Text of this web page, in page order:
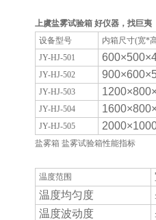
上虞盐雾试验箱 好仪器，找巨夷
设备型号
内箱尺寸(宽*
JY-HJ-501
JY-HJ-502
JY-HJ-503
JY-HJ-504
JY-HJ-505
盐雾箱 盐雾试验箱性能指标
温度范围
温度均匀度
温度波动度